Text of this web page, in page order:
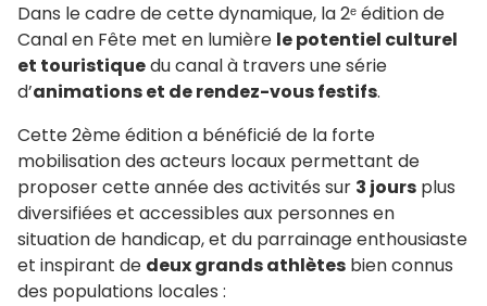
Dans le cadre de cette dynamique, la 2ᵉ édition de
Canal en Fête met en lumière le potentiel culturel
et touristiquedu canal à travers une série
d’animations et de rendez-vous festifs.
Cette 2ème édition a bénéficié de la forte
mobilisation des acteurs locaux permettant de
proposer cette année des activités sur 3 jours plus
diversifiées et accessibles aux personnes en
situation de handicap, et du parrainage enthousiaste
et inspirant de deux grands athlètes bien connus
des populations locales :